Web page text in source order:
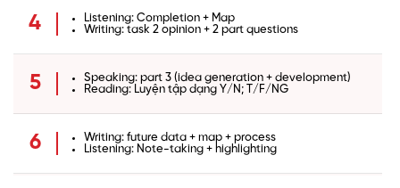
4
Listening: Completion + Map
Writing: task 2 opinion + 2 part questions
5
Speaking: part 3 (idea generation + development)
Reading: Luyện tập dạng Y/N; T/F/NG
6
Writing: future data + map + process
Listening: Note-taking + highlighting